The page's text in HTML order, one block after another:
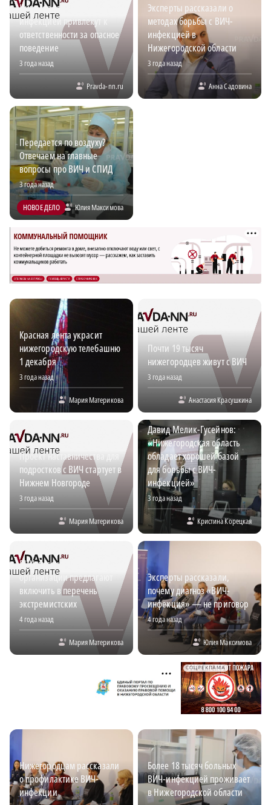
Нижегородца с ВИЧ-
инфекцией привлекут к
ответственности за опасное
поведение
3 года назад
Pravda-nn.ru
Эксперты рассказали о
методах борьбы с ВИЧ-
инфекцией в
Нижегородской области
3 года назад
Анна Садовина
Передается по воздуху?
Отвечаем на главные
вопросы про ВИЧ и СПИД
3 года назад
НОВОЕ ДЕЛО Юлия Максимова
Красная лента украсит
нижегородскую телебашню
1 декабря
3 года назад
Мария Материкова
Почти 19 тысяч
нижегородцев живут с ВИЧ
3 года назад
Анастасия Красушкина
Проект наставничества для
подростков с ВИЧ стартует в
Нижнем Новгороде
3 года назад
Мария Материкова
Давид Мелик-Гусейнов:
«Нижегородская область
обладает хорошей базой
для борьбы с ВИЧ-
инфекцией»
3 года назад
Кристина Корецкая
ВИЧ-диссидентские
организации предлагают
включить в перечень
экстремистских
4 года назад
Мария Материкова
Эксперты рассказали,
почему диагноз «ВИЧ-
инфекция» — не приговор
4 года назад
Юлия Максимова
СОЦРЕКЛАМА
Нижегородцам рассказали
о профилактике ВИЧ-
инфекции
Более 18 тысяч больных
ВИЧ-инфекцией проживает
в Нижегородской области